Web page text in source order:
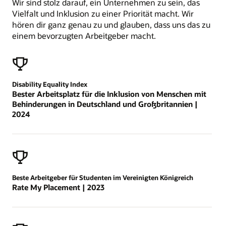
Wir sind stolz darauf, ein Unternehmen zu sein, das
Vielfalt und Inklusion zu einer Priorität macht. Wir
hören dir ganz genau zu und glauben, dass uns das zu
einem bevorzugten Arbeitgeber macht.
Disability Equality Index
Bester Arbeitsplatz für die Inklusion von Menschen mit
Behinderungen in Deutschland und Großbritannien |
2024
Beste Arbeitgeber für Studenten im Vereinigten Königreich
Rate My Placement | 2023